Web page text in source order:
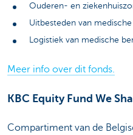
Ouderen- en
Uitbesteden van
Logistiek van medische
Meer info over dit fonds.
KBC Equity Fund We
Compartiment van de